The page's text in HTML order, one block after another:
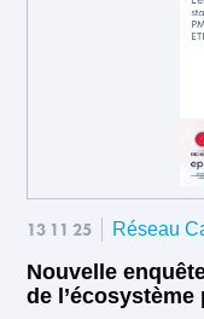
13 11 25 Réseau
Nouvelle
de